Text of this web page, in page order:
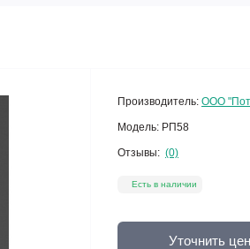
Производитель: ООО
Модель: РП58
Отзывы: (0)
Есть в наличии
Уточнить